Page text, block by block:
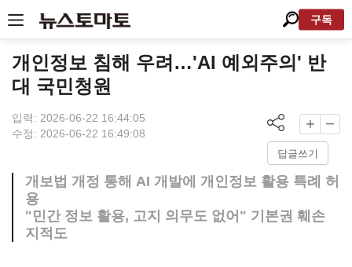
구독
개인정보 침해 우려…'AI 예외주의' 반
대 국민청원
입력: 2026-06-22 16:44:05
수정: 2026-06-22 16:49:08
답글쓰기
개보법 개정 통해 AI 개발에 개인정보 활용 특례 허
용
"민간 정보 활용, 고지 의무도 없어" 기본권 훼손
지적도